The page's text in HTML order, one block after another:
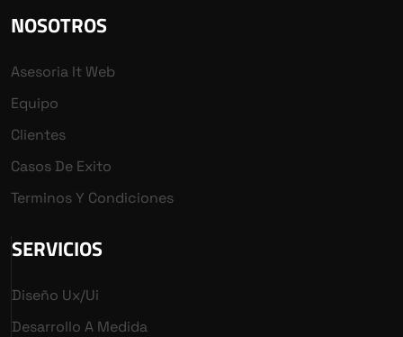
NOSOTROS
Asesoria It Web
Equipo
Clientes
Casos De Exito
Terminos Y Condiciones
SERVICIOS
Diseño Ux/ui
Desarrollo A Medida